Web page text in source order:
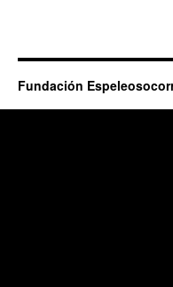
Fundación